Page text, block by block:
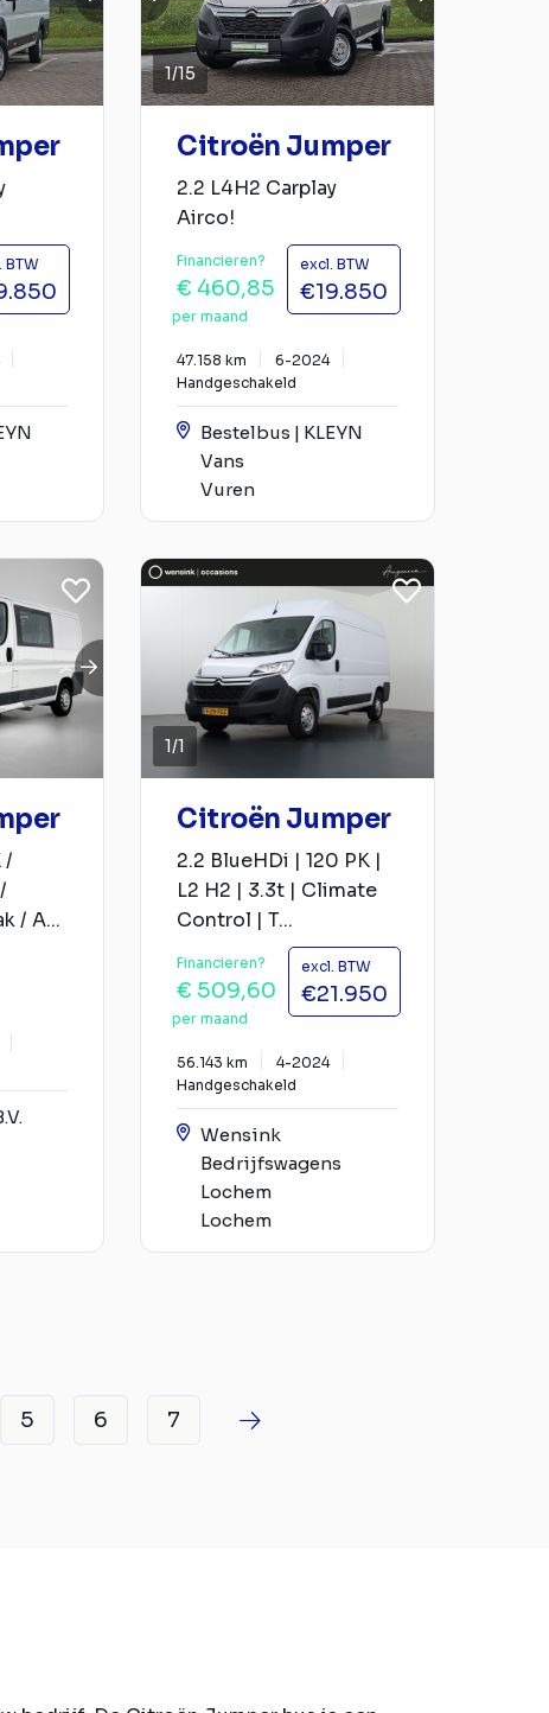
BTW
1/15
Citroën Jumper
2.2 L4H2 Carplay
Airco!
Financieren?
€ 460,85
per maand
excl. BTW
€19.850
47.158 km
6-2024
Handgeschakeld
Bestelbus | KLEYN
Vans
Vuren
/
/ A...
1/1
Citroën Jumper
2.2 BlueHDi | 120 PK |
L2 H2 | 3.3t | Climate
Control | T...
Financieren?
€ 509,60
per maand
excl. BTW
€21.950
56.143 km
4-2024
Handgeschakeld
Wensink
Bedrijfswagens
Lochem
Lochem
5 6 7